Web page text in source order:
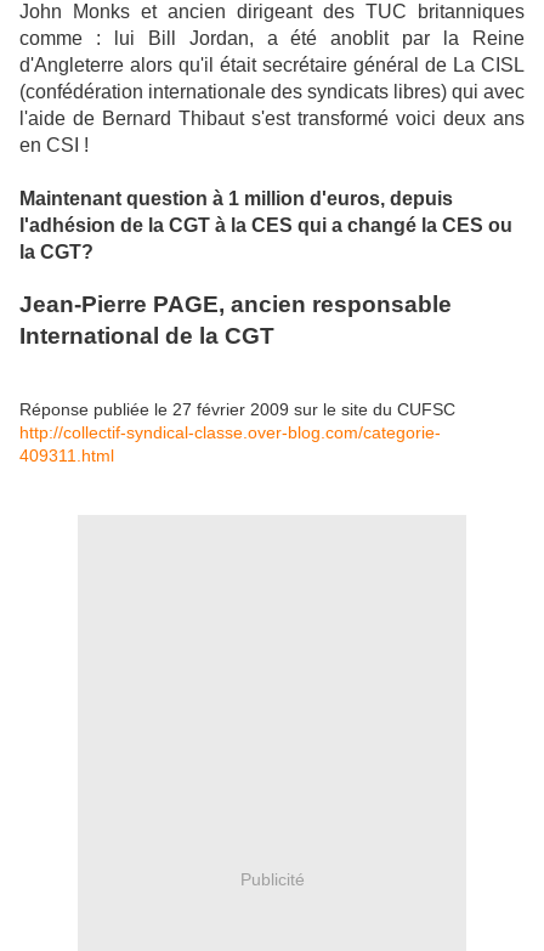
John Monks et ancien dirigeant des TUC britanniques
comme : lui Bill Jordan, a été anoblit par la Reine
d'Angleterre alors qu'il était secrétaire général de La CISL
(confédération internationale des syndicats libres) qui avec
l'aide de Bernard Thibaut s'est transformé voici deux ans
en CSI !
Maintenant question à 1 million d'euros, depuis
l'adhésion de la CGT à la CES qui a changé la CES ou
la CGT?
Jean-Pierre PAGE, ancien responsable
International de la CGT
Réponse publiée le 27 février 2009 sur le site du CUFSC
http://collectif-syndical-classe.over-blog.com/categorie-
409311.html
Publicité